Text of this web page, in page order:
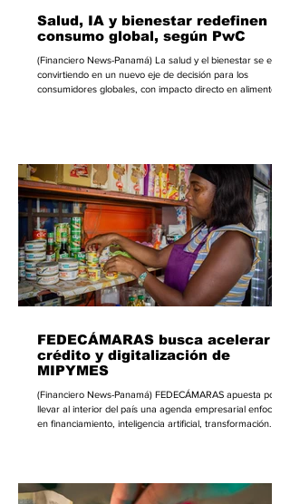
Salud, IA y bienestar redefinen el
consumo global, según PwC
(Financiero News-Panamá) La salud y el bienestar se están
convirtiendo en un nuevo eje de decisión para los
consumidores globales, con impacto directo en alimentos,
26% muestra interés, pero aún nece
FEDECÁMARAS busca acelerar
crédito y digitalización de
MIPYMES
(Financiero News-Panamá) FEDECÁMARAS apuesta por
llevar al interior del país una agenda empresarial enfocada
en financiamiento, inteligencia artificial, transformación
pequeñas y medianas empresas enfrentan mayores retos
para acceder a crédito, modernizarse y competir en un